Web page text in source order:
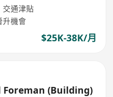
交通津貼
升機會
$25K-38K/月
Foreman (Building)